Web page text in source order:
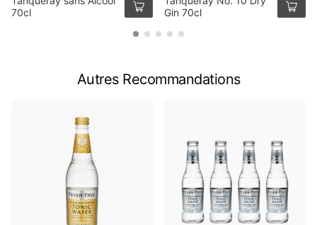
70cl
Gin 70cl
Autres Recommandations